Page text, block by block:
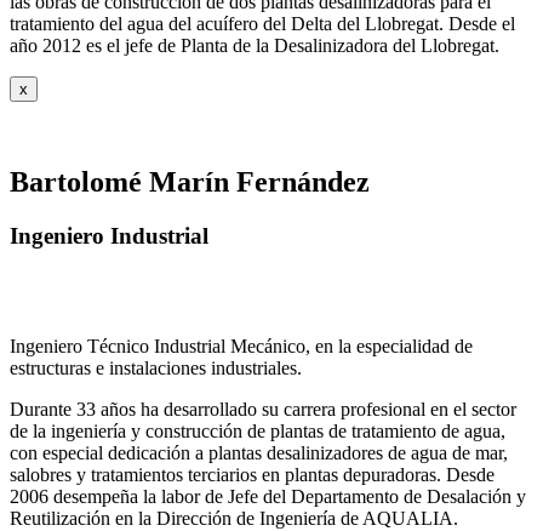
tratamiento del agua del acuífero del Delta del Llobregat. Desde el
año 2012 es el jefe de Planta de la Desalinizadora del Llobregat.
x
Bartolomé Marín Fernández
Ingeniero Industrial
Ingeniero Técnico Industrial Mecánico, en la especialidad de
estructuras e instalaciones industriales.
Durante 33 años ha desarrollado su carrera profesional en el sector
de la ingeniería y construcción de plantas de tratamiento de agua,
con especial dedicación a plantas desalinizadores de agua de mar,
salobres y tratamientos terciarios en plantas depuradoras. Desde
2006 desempeña la labor de Jefe del Departamento de Desalación y
Reutilización en la Dirección de Ingeniería de AQUALIA.